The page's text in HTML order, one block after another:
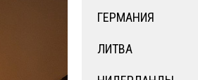
ГЕРМАНИЯ
ЛИТВА